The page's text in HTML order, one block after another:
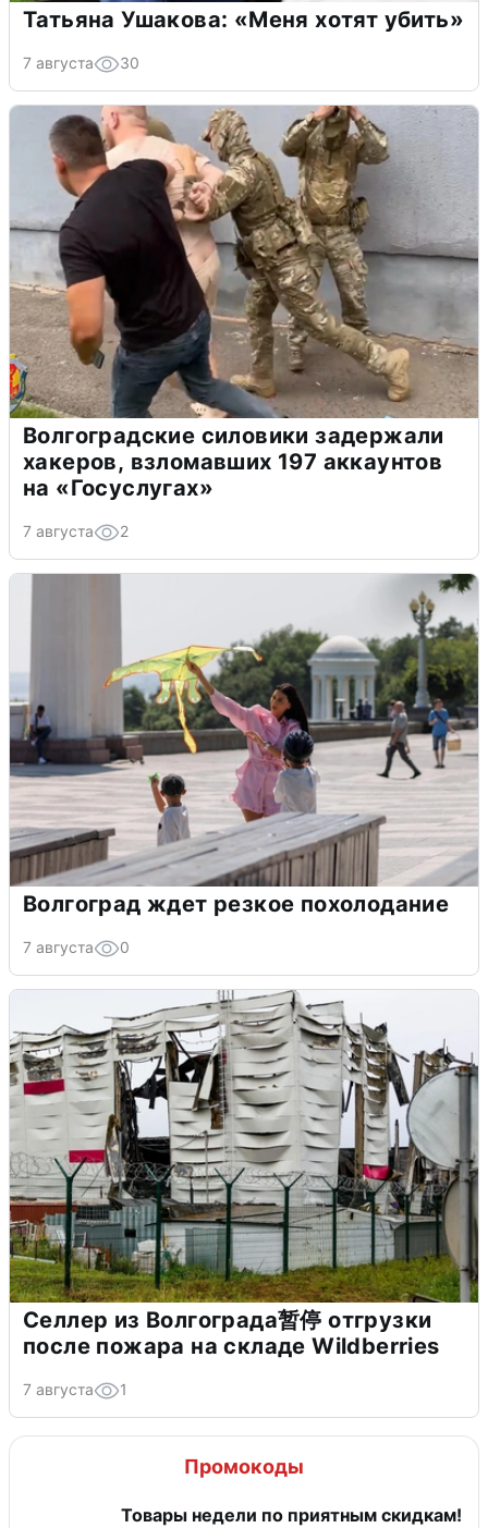
Татьяна Ушакова: «Меня хотят убить»
7 августа 30
Волгоградские силовики задержали
хакеров, взломавших 197 аккаунтов
на «Госуслугах»
7 августа 2
Волгоград ждет резкое похолодание
7 августа 0
Селлер из Волгограда暂停 отгрузки
после пожара на складе Wildberries
7 августа 1
Промокоды
Товары недели по приятным скидкам!